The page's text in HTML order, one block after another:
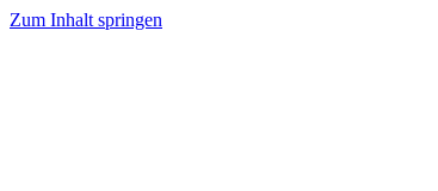
Zum Inhalt springen